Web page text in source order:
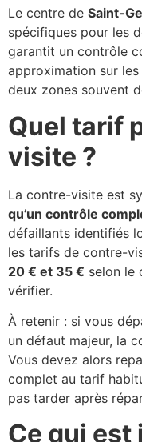
Le centre de Saint-
spécifiques pour les
garantit un contrôle
approximation sur les
deux zones souvent
Quel tarif
visite ?
La contre-visite est
qu’un contrôle
défaillants identifiés
les tarifs de contre-
20 € et 35 € selon le
vérifier.
À retenir : si vous
un défaut majeur, la
Vous devez alors
complet au tarif
pas tarder après
Ce qui est